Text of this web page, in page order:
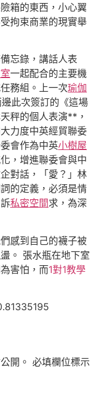
箱的東西，小心翼
拘束商業的現實舉
忘錄，講話人表
一起配合的主要機
務組。上一次瑜伽
此次簽訂的《這場
秤的個人表演**，
力度中英經貿聯委
會作為中英小樹屋
，增進聯委會與中
對話，「愛？」林
的定義，必須是情
私密空間求，為深
們感到自己的襪子被
。 張水瓶在地下室
害怕，而1對1教學
開。 必填欄位標示